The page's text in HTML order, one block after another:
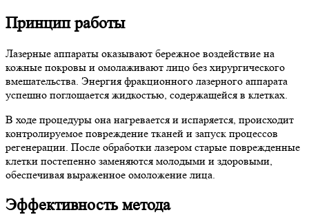
Принцип работы
Лазерные аппараты оказывают бережное воздействие на
кожные покровы и омолаживают лицо без хирургического
вмешательства. Энергия фракционного лазерного аппарата
успешно поглощается жидкостью, содержащейся в клетках.
В ходе процедуры она нагревается и испаряется, происходит
контролируемое повреждение тканей и запуск процессов
регенерации. После обработки лазером старые поврежденные
клетки постепенно заменяются молодыми и здоровыми,
обеспечивая выраженное омоложение лица.
Эффективность метода